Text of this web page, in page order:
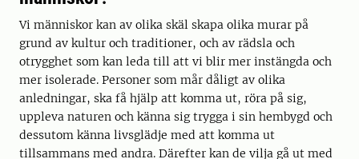
Vi människor kan av olika skäl skapa olika murar på
grund av kultur och traditioner, och av rädsla och
otrygghet som kan leda till att vi blir mer instängda och
mer isolerade. Personer som mår dåligt av olika
anledningar, ska få hjälp att komma ut, röra på sig,
uppleva naturen och känna sig trygga i sin hembygd och
dessutom känna livsglädje med att komma ut
tillsammans med andra. Därefter kan de vilja gå ut med